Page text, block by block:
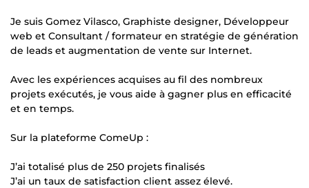
Je suis Gomez Vilasco, Graphiste designer, Développeur
web et Consultant / formateur en stratégie de génération
de leads et augmentation de vente sur Internet.
Avec les expériences acquises au fil des nombreux
projets exécutés, je vous aide à gagner plus en efficacité
et en temps.
Sur la plateforme ComeUp :
J’ai totalisé plus de 250 projets finalisés
J’ai un taux de satisfaction client assez élevé.